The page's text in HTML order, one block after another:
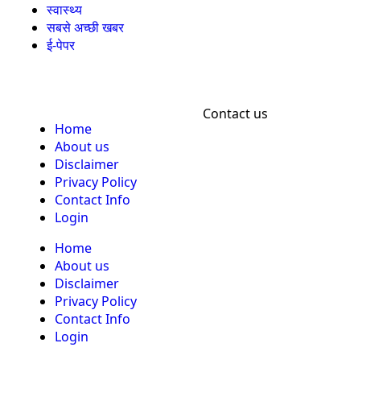
स्वास्थ्य
सबसे अच्छी खबर
ई-पेपर
Home
About us
Disclaimer
Privacy Policy
Contact Info
Login
Home
About us
Disclaimer
Privacy Policy
Contact Info
Login
Contact us